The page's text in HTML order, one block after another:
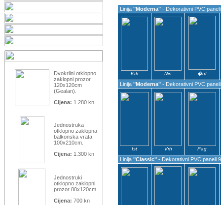
Dvokrilni otklopno
zaklopni prozor
120x120cm
(Gealan).
Cijena: 1.280 kn
Jednostruka
otklopno zaklopna
balkonska vrata
100x210cm.
Cijena: 1.300 kn
Jednostruki
otklopno zaklopni
prozor 80x120cm.
Cijena: 700 kn
Linija "Moderna" - Dekorativni PVC
Krk Nin �ut
Linija "Moderna" - Dekorativni PVC
Ist Vrh Pag
Linija "Classic" - Dekorativni PVC paneli